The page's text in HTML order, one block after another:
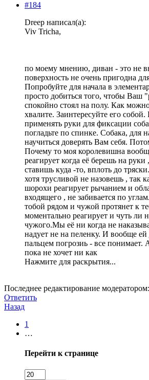
#184
Dreep написал(а):
Viv Tricha,
по моему мнению, диван - это не
поверхность не очень пригодна
Попробуйте для начала в
просто добиться того, чтобы Ваш
спокойно стоял на полу. Как
хвалите. Заинтересуйте его
применять руки для фиксации
погладьте по спинке. Собака, для
научиться доверять Вам себя.
Почему то моя королевишна
реагирует когда её берешь на руки
ставишь куда -то, вплоть до
хотя трусливой не назовешь , так
шорохи реагирует рычанием и
входящего , не забивается по
тобой рядом и чужой протянет к
моментально реагирует и чуть ли
чужого.Мы её ни когда не
надует не на пеленку. И вообще ей
пальцем погрозиь - все понимает.
пока не хочет ни как
Нажмите для раскрытия...
Последнее редактирование модератором:
Ответить
Назад
1
…
Перейти к странице